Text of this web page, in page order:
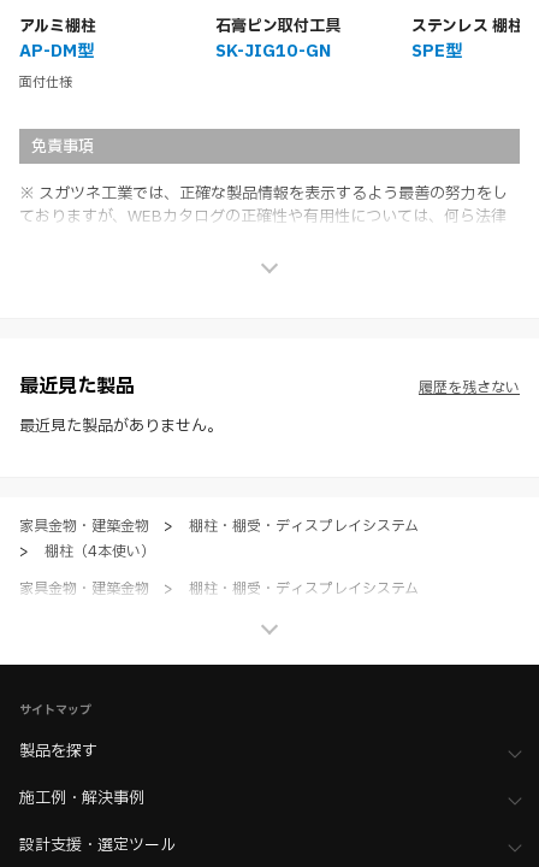
アルミ棚柱
AP-DM型
面付仕様
石膏ピン取付工具
SK-JIG10-GN
ステンレス 棚柱
SPE型
免責事項
※ スガツネ工業では、正確な製品情報を表示するよう最善の努力をし
ておりますが、WEBカタログの正確性や有用性については、何ら法律
社製品の使用ご検討、又は販売促進目的の利用に限ります。
※ 本WEBサイト製品情報のご利用にあたっては、WEBサイト利用規
約、プライバシーポリシー、製品情報ガイドをご確認いただき、内容の
最近見た製品
最近見た製品がありません。
履歴を残さない
家具金物・建築金物 >
棚柱・棚受・ディスプレイシステム
>
棚柱（4本使い）
家具金物・建築金物
>
棚柱・棚受・ディスプレイシステム
サイトマップ
製品を探す
施工例・解決事例
設計支援・選定ツール